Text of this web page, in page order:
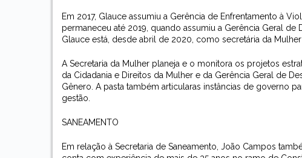
Em 2017, Glauce assumiu a Gerência de Enfrentamento à
permaneceu até 2019, quando assumiu a Gerência Geral
Glauce está, desde abril de 2020, como secretária da Mulher
A Secretaria da Mulher planeja e o monitora os projetos
da Cidadania e Direitos da Mulher e da Gerência Geral de
Gênero. A pasta também articularas instâncias de governo
gestão.
SANEAMENTO
Em relação à Secretaria de Saneamento, João Campos